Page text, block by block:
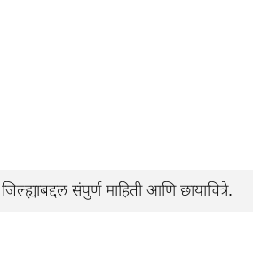
संपुर्ण माहिती आणि छायाचित्रे.